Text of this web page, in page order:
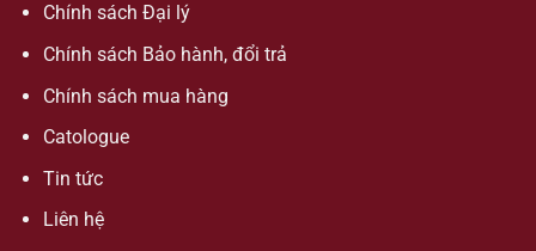
Chính sách Đại lý
Chính sách Bảo hành, đổi trả
Chính sách mua hàng
Catologue
Tin tức
Liên hệ